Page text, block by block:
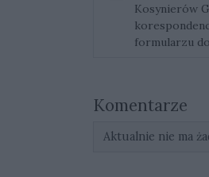
Kosynierów
formularzu
Komentarze
Aktualnie nie ma